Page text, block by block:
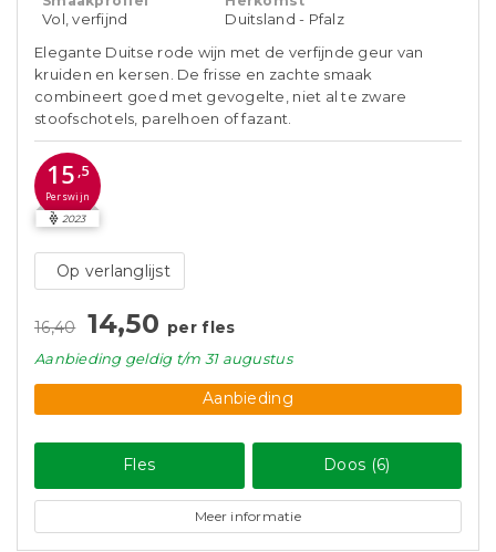
Vol, verfijnd
Duitsland - Pfalz
Elegante Duitse rode wijn met de verfijnde geur van
kruiden en kersen. De frisse en zachte smaak
combineert goed met gevogelte, niet al te zware
stoofschotels, parelhoen of fazant.
15 ,5
Perswijn
2023
Op verlanglijst
16,40 14,50 per fles
Aanbieding geldigt/m 31 augustus
Aanbieding
Fles Doos (6)
Meer informatie